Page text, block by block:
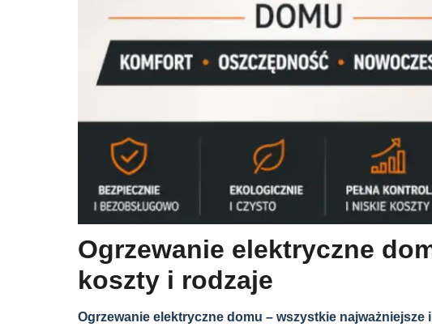
Ogrzewanie elektryczne
koszty i rodzaje
Ogrzewanie elektryczne domu – wszystkie najważniejsze